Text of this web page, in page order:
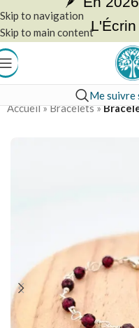
Skip to navigation
Skip to main content
Me suivre
Accueil»Bracelets»